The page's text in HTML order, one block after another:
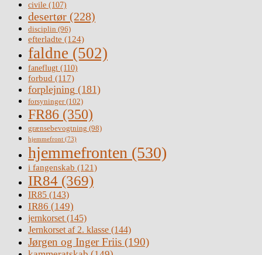
civile (107)
desertør (228)
disciplin (96)
efterladte (124)
faldne (502)
faneflugt (110)
forbud (117)
forplejning (181)
forsyninger(102)
FR86 (350)
grænsebevogtning (98)
hjemmefront (73)
hjemmefronten (530)
i fangenskab (121)
IR84 (369)
IR85 (143)
IR86 (149)
jernkorset(145)
Jernkorset af 2. klasse (144)
Jørgen og Inger Friis (190)